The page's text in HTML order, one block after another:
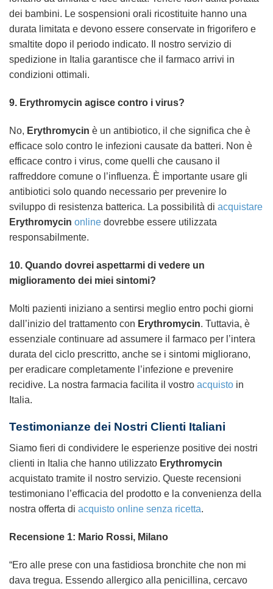
dei bambini. Le sospensioni orali ricostituite hanno una
durata limitata e devono essere conservate in frigorifero e
smaltite dopo il periodo indicato. Il nostro servizio di
spedizione in Italia garantisce che il farmaco arrivi in
condizioni ottimali.
9. Erythromycin agisce contro i virus?
No, Erythromycin è un antibiotico, il che significa che è
efficace solo contro le infezioni causate da batteri. Non è
efficace contro i virus, come quelli che causano il
raffreddore comune o l’influenza. È importante usare gli
antibiotici solo quando necessario per prevenire lo
sviluppo di resistenza batterica. La possibilità di acquistare
Erythromycin online dovrebbe essere utilizzata
responsabilmente.
10. Quando dovrei aspettarmi di vedere un
miglioramento dei miei sintomi?
Molti pazienti iniziano a sentirsi meglio entro pochi giorni
dall’inizio del trattamento con Erythromycin. Tuttavia, è
essenziale continuare ad assumere il farmaco per l’intera
durata del ciclo prescritto, anche se i sintomi migliorano,
per eradicare completamente l’infezione e prevenire
recidive. La nostra farmacia facilita il vostro acquisto in
Italia.
Testimonianze dei Nostri Clienti Italiani
Siamo fieri di condividere le esperienze positive dei nostri
clienti in Italia che hanno utilizzato Erythromycin
acquistato tramite il nostro servizio. Queste recensioni
testimoniano l’efficacia del prodotto e la convenienza della
nostra offerta di acquisto online senza ricetta.
Recensione 1: Mario Rossi, Milano
“Ero alle prese con una fastidiosa bronchite che non mi
dava tregua. Essendo allergico alla penicillina, cercavo